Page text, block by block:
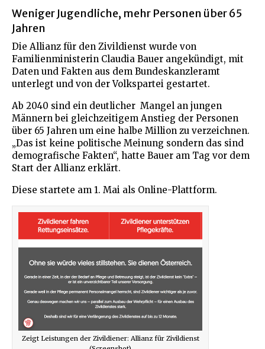
Weniger Jugendliche, mehr Personen über 65
Jahren
Die Allianz für den Zivildienst wurde von
Familienministerin Claudia Bauer angekündigt, mit
Daten und Fakten aus dem Bundeskanzleramt
unterlegt und von der Volkspartei gestartet.
Ab 2040 sind ein deutlicher Mangel an jungen
Männern bei gleichzeitigem Anstieg der Personen
über 65 Jahren um eine halbe Million zu verzeichnen.
„Das ist keine politische Meinung sondern das sind
demografische Fakten“, hatte Bauer am Tag vor dem
Start der Allianz erklärt.
Diese startete am 1. Mai als Online-Plattform.
Zeigt Leistungen der Zivildiener: Allianz für Zivildienst